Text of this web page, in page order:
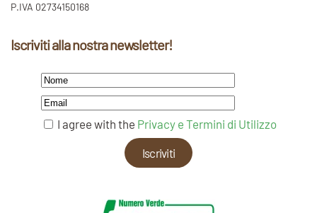
P.IVA 02734150168
Iscriviti alla nostra newsletter!
I agree with the Privacy e Termini di Utilizzo